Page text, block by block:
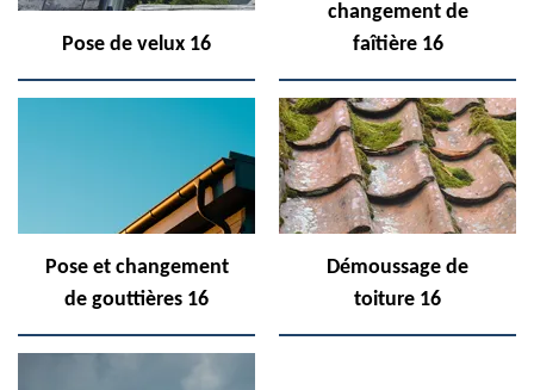
Pose de velux 16
changement de
faîtière 16
Pose et changement
de gouttières 16
Démoussage de
toiture 16